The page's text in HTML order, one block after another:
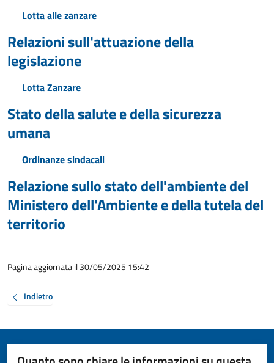
Lotta alle zanzare
Relazioni sull'attuazione della
legislazione
Lotta Zanzare
Stato della salute e della sicurezza
umana
Ordinanze sindacali
Relazione sullo stato dell'ambiente del
Ministero dell'Ambiente e della tutela del
territorio
Pagina aggiornata il 30/05/2025 15:42
Indietro